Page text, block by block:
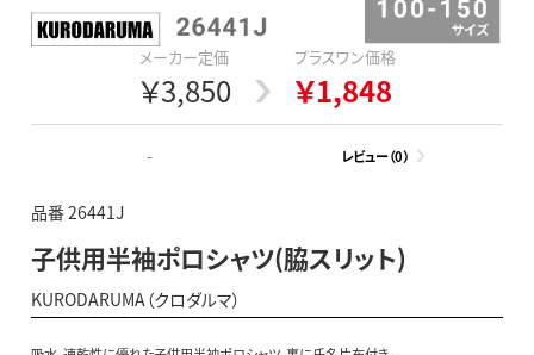
メーカー定価
￥3,850
プラスワン価格
￥1,848
- レビュー（0）
品番 26441J
子供用半袖ポロシャツ(脇スリット)
KURODARUMA（クロダルマ）